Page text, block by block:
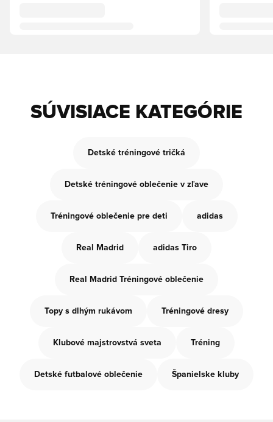
SÚVISIACE KATEGÓRIE
Detské tréningové tričká
Detské tréningové oblečenie v zľave
Tréningové oblečenie pre deti adidas
Real Madrid adidas Tiro
Real Madrid Tréningové oblečenie
Topy s dlhým rukávom Tréningové dresy
Klubové majstrovstvá sveta Tréning
Detské futbalové oblečenie Španielske kluby